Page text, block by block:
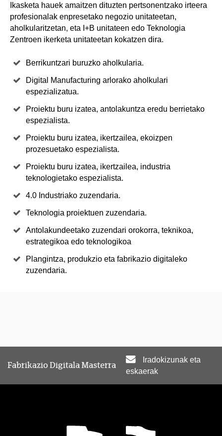
Ikasketa hauek amaitzen dituzten pertsonentzako irteera
profesionalak enpresetako negozio unitateetan,
aholkularitzetan, eta I+B unitateen edo Teknologia
Zentroen ikerketa unitateetan kokatzen dira.
Berrikuntzari buruzko aholkularia.
Digital Manufacturing arlorako aholkulari
espezializatua.
Proiektu buru izatea, antolakuntza eredu berrietako
espezialista.
Proiektu buru izatea, ikertzailea, ekoizpen
prozesuetako espezialista.
Proiektu buru izatea, ikertzailea, industria
teknologietako espezialista.
4.0 Industriako zuzendaria.
Teknologia proiektuen zuzendaria.
Antolakundeetako zuzendari orokorra, teknikoa,
estrategikoa edo teknologikoa
Plangintza, produkzio eta fabrikazio digitaleko
zuzendaria.
Fabrikazio Digitala Masterra
Iradokizunak eta
eskaerak